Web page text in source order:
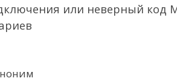
или неверный код